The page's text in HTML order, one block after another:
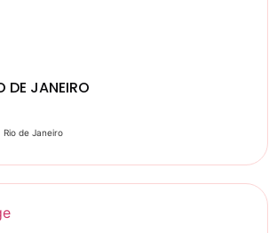
DE JANEIRO
Rio de Janeiro